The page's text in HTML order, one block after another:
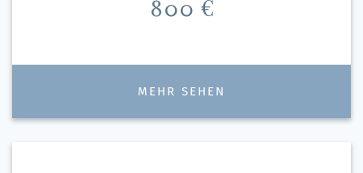
Preis
800 €
MEHR SEHEN